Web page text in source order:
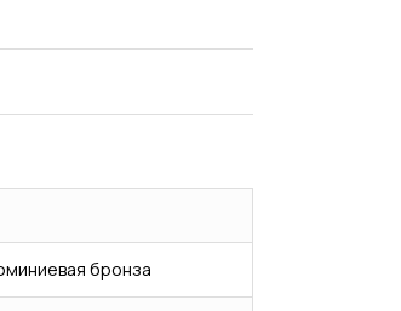
бронза